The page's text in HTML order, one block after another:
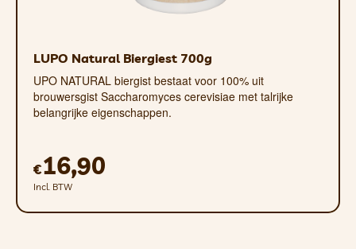
LUPO Natural Biergiest 700g
UPO NATURAL biergist bestaat voor 100% uit
brouwersgist Saccharomyces cerevisiae met talrijke
belangrijke eigenschappen.
€16,90
Incl. BTW